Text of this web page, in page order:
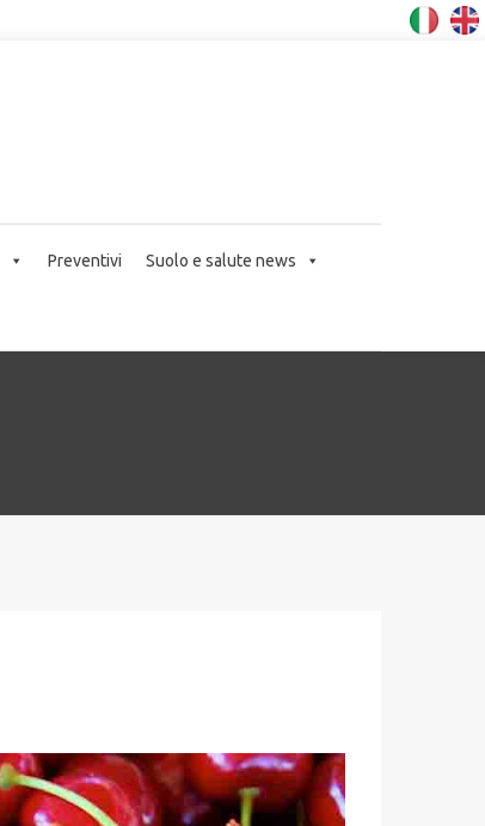
Preventivi Suolo e salute news